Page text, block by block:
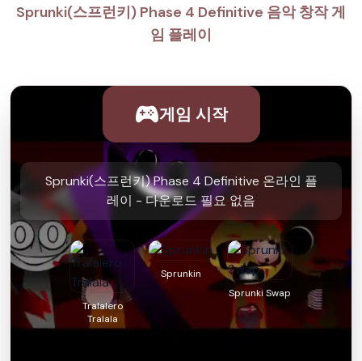
Sprunki(스프런키) Phase 4 Definitive 음악 창작 게
임 플레이
게임 시작
Sprunki(스프런키) Phase 4 Definitive 온라인 플
레이 - 다운로드 필요 없음
Tralalero
Tralala
Sprunkin
Sprunki Swap